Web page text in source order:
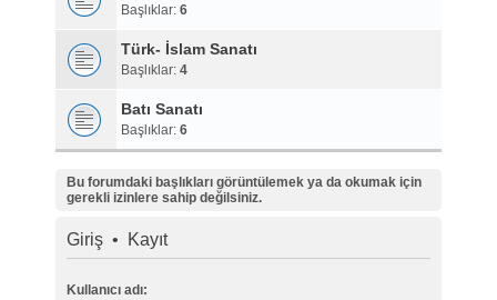
Başlıklar: 6
Türk- İslam Sanatı
Başlıklar: 4
Batı Sanatı
Başlıklar: 6
Bu forumdaki başlıkları görüntülemek ya da okumak için
gerekli izinlere sahip değilsiniz.
Giriş• Kayıt
Kullanıcı adı: